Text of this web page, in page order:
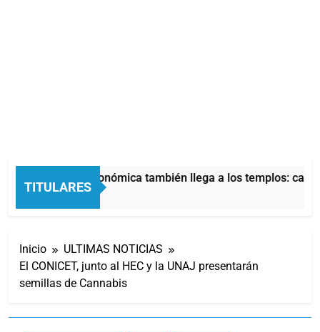
TITULARES
La crisis económica también llega a los templos: casi
11 Horas Atrás
Inicio
ULTIMAS NOTICIAS
El CONICET, junto al HEC y la UNAJ presentarán
semillas de Cannabis